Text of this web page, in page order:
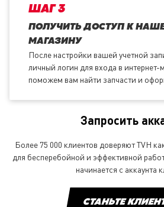
ШАГ 3
ПОЛУЧИТЬ ДОСТУП К
МАГАЗИНУ
После настройки вашей учетной
личный логин для входа в
поможем вам найти запчасти и
Запросить
Более 75 000 клиентов доверяют TVH
для бесперебойной и эффективной
начинается с аккаунта
СТАНЬТЕ